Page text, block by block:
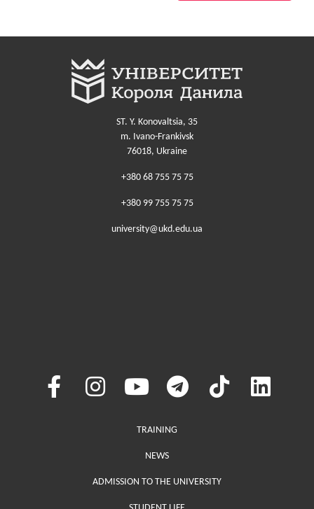
ST. Y. Konovaltsia, 35
m. Ivano-Frankivsk
76018, Ukraine
+380 68 755 75 75
+380 99 755 75 75
university@ukd.edu.ua
Меню у хедері
TRAINING
NEWS
ADMISSION TO THE UNIVERSITY